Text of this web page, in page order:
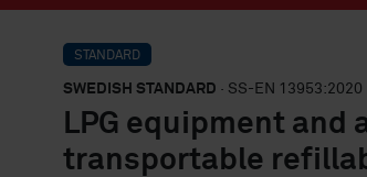
STANDARD
SWEDISH STANDARD · SS-EN 13953:2020
LPG equipment
transportable